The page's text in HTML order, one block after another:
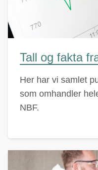
Tall og fakta
Her har vi samlet
som omhandler
NBF.